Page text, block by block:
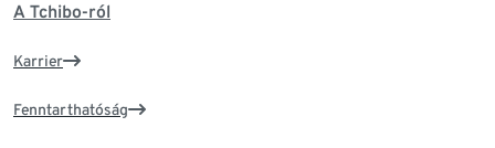
A Tchibo-ról
Karrier
Fenntarthatóság